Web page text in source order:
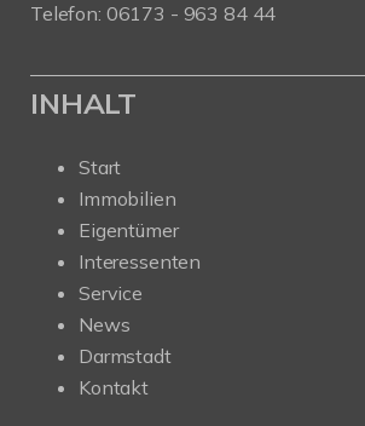
Telefon: 06173 - 963 84 44
INHALT
Start
Immobilien
Eigentümer
Interessenten
Service
News
Darmstadt
Kontakt